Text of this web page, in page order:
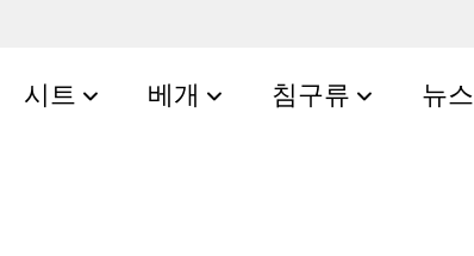
시트 베개 침구류 뉴스